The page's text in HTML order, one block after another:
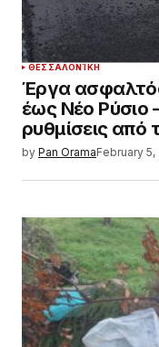
ΘΕΣΣΑΛΟΝΊΚΗ
Έργα
έως Νέο Ρύσιο
ρυθμίσεις από
by Pan OramaFebruary 5,